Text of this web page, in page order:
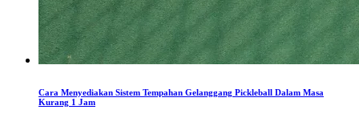
Cara Menyediakan Sistem Tempahan Gelanggang Pickleball Dalam Masa
Kurang 1 Jam